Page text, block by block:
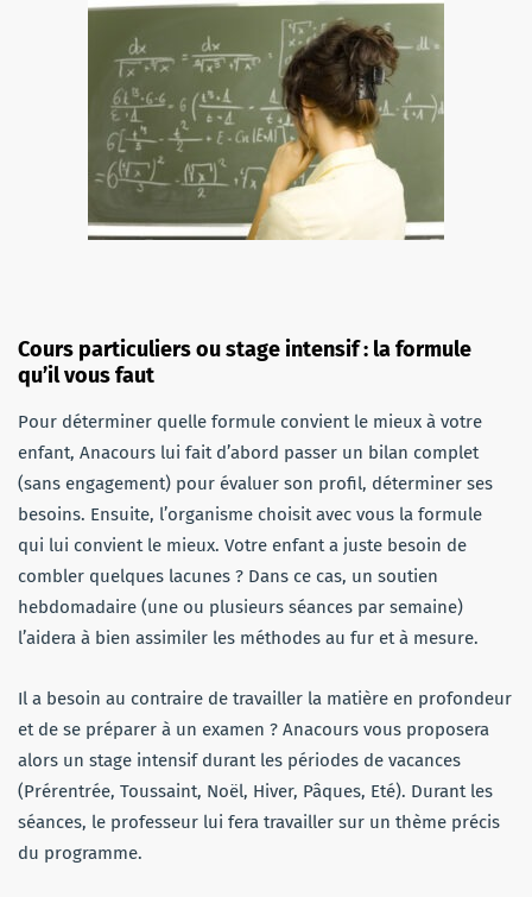
Cours particuliers ou stage intensif : la formule
qu’il vous faut
Pour déterminer quelle formule convient le mieux à votre
enfant, Anacours lui fait d’abord passer un bilan complet
(sans engagement) pour évaluer son profil, déterminer ses
besoins. Ensuite, l’organisme choisit avec vous la formule
qui lui convient le mieux. Votre enfant a juste besoin de
combler quelques lacunes ? Dans ce cas, un soutien
hebdomadaire (une ou plusieurs séances par semaine)
l’aidera à bien assimiler les méthodes au fur et à mesure.
Il a besoin au contraire de travailler la matière en profondeur
et de se préparer à un examen ? Anacours vous proposera
alors un stage intensif durant les périodes de vacances
(Prérentrée, Toussaint, Noël, Hiver, Pâques, Eté). Durant les
séances, le professeur lui fera travailler sur un thème précis
du programme.